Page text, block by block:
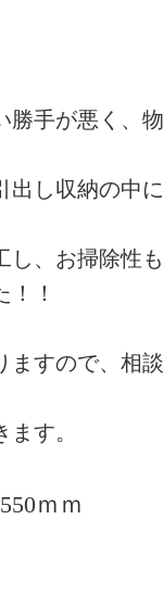
勝手が悪く、
出し収納の中
し、お掃除性
！
ますので、相
す。
ｍｍ